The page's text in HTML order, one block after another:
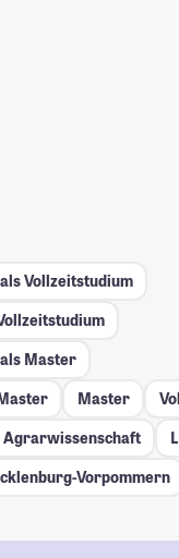
Vollzeitstudium
Master
Master
Agrarwissenschaft
Vorpommern